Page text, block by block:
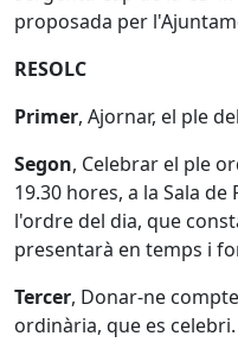
proposada per
RESOLC
Primer, Ajornar, el ple
Segon, Celebrar el ple
19.30 hores, a la Sala
l'ordre del dia, que
presentarà en temps i
Tercer, Donar-ne
ordinària, que es celebri.